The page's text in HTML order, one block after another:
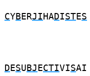
CYB ERJI HADISTES
D ESU BJ ECTIVISAI